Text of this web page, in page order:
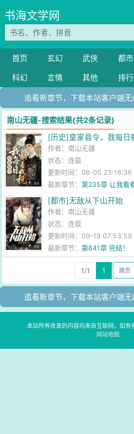
书海文学网
首页 玄幻 武侠 都市
科幻
言情 其他 排行
追看新章节，下载本站客户端无
南山无疆-搜索结果(共2条记录)
[历史]皇家县令，我每日
作者： 南山无疆
状态：连载
更新时间：08-05 23:18:36
最新章节：第235章 让我看
[都市]无敌从下山开始
作者： 南山无疆
状态：连载
更新时间：09-19 07:53:59
最新章节：第841章 完结！
1/1 1
追看新章节，下载本站客户端无
本站所有收录的内容均来自互联网，如有
网站地图